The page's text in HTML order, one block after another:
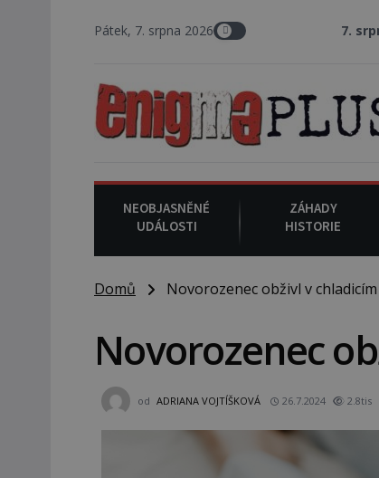
Pátek, 7. srpna 2026 : Na
NEOBJASNĚNÉ
UDÁLOSTI
ZÁHADY
HISTORIE
Domů Novorozenec obživl v
Novorozenec
od ADRIANA VOJTÍŠKOVÁ 26.7.2024 2.8tis